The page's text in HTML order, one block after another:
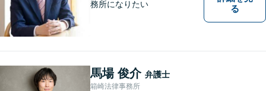
務所になりたい
る
馬場 俊介 弁護士
箱崎法律事務所